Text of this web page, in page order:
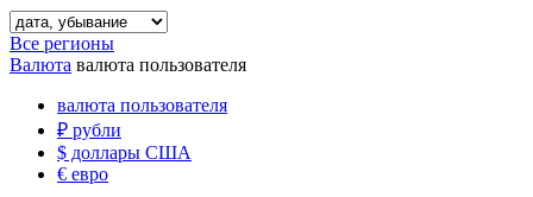
Все регионы
Валюта валюта пользователя
валюта пользователя
₽ рубли
$ доллары США
€ евро